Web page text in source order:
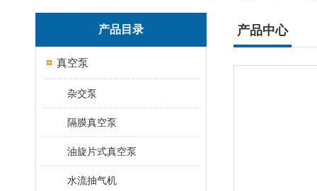
产品目录
真空泵
杂交泵
隔膜真空泵
油旋片式真空泵
水流抽气机
产品中心